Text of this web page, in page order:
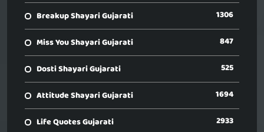
Breakup Shayari Gujarati 1306
Miss You Shayari Gujarati 847
Dosti Shayari Gujarati 525
Attitude Shayari Gujarati 1694
Life Quotes Gujarati 2933